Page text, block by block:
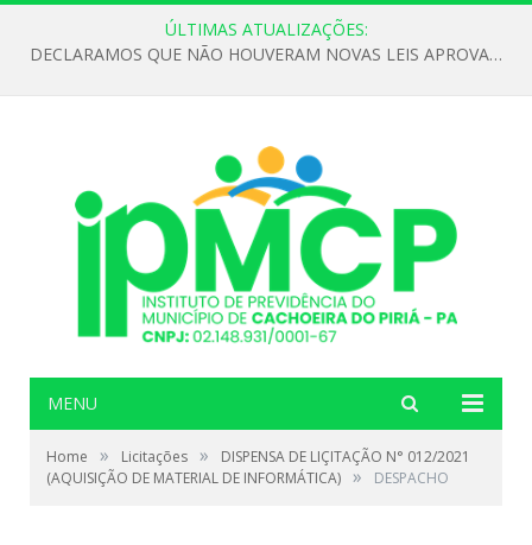
ÚLTIMAS ATUALIZAÇÕES:
DECLARAMOS QUE NÃO HOUVERAM NOVAS LEIS APROVADAS ATÉ O MOMENTO PARA O INSTITUTO DE PREVIDÊNCIA NO ANO DE 2026
MENU
Home » Licitações »
DISPENSA DE LIÇITAÇÃO N° 012/2021
(AQUISIÇÃO DE MATERIAL DE INFORMÁTICA) » DESPACHO